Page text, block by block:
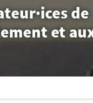
de
et